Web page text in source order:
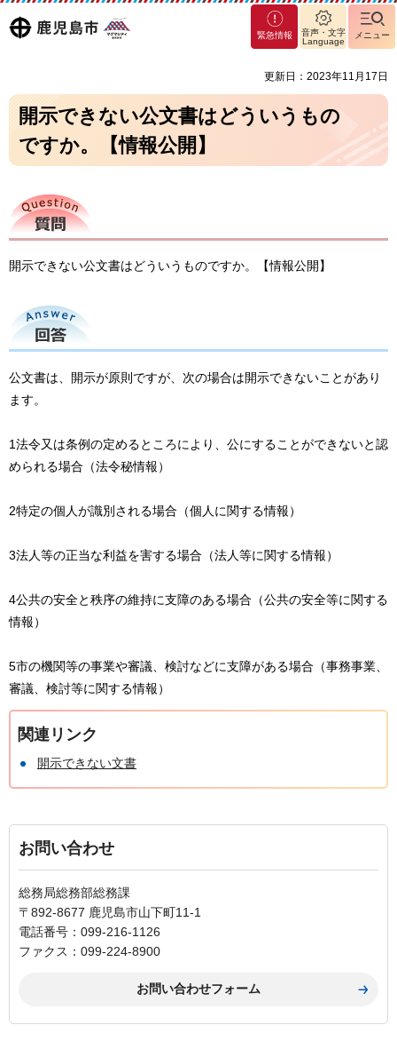
鹿児島
マグ
マシ
緊急情報
音声・文字
Language
メニュー
更新日：2023年11月17日
開示できない公文書はどういうもの
ですか。【情報公開】
質問
開示できない公文書はどういうものですか。【情報公開】
回答
公文書は、開示が原則ですが、次の場合は開示できないことがあり
ます。
1法令又は条例の定めるところにより、公にすることができないと認
められる場合（法令秘情報）
2特定の個人が識別される場合（個人に関する情報）
3法人等の正当な利益を害する場合（法人等に関する情報）
4公共の安全と秩序の維持に支障のある場合（公共の安全等に関する
情報）
5市の機関等の事業や審議、検討などに支障がある場合（事務事業、
審議、検討等に関する情報）
関連リンク
開示できない文書
お問い合わせ
総務局総務部総務課
〒892-8677 鹿児島市山下町11-1
電話番号：099-216-1126
ファクス：099-224-8900